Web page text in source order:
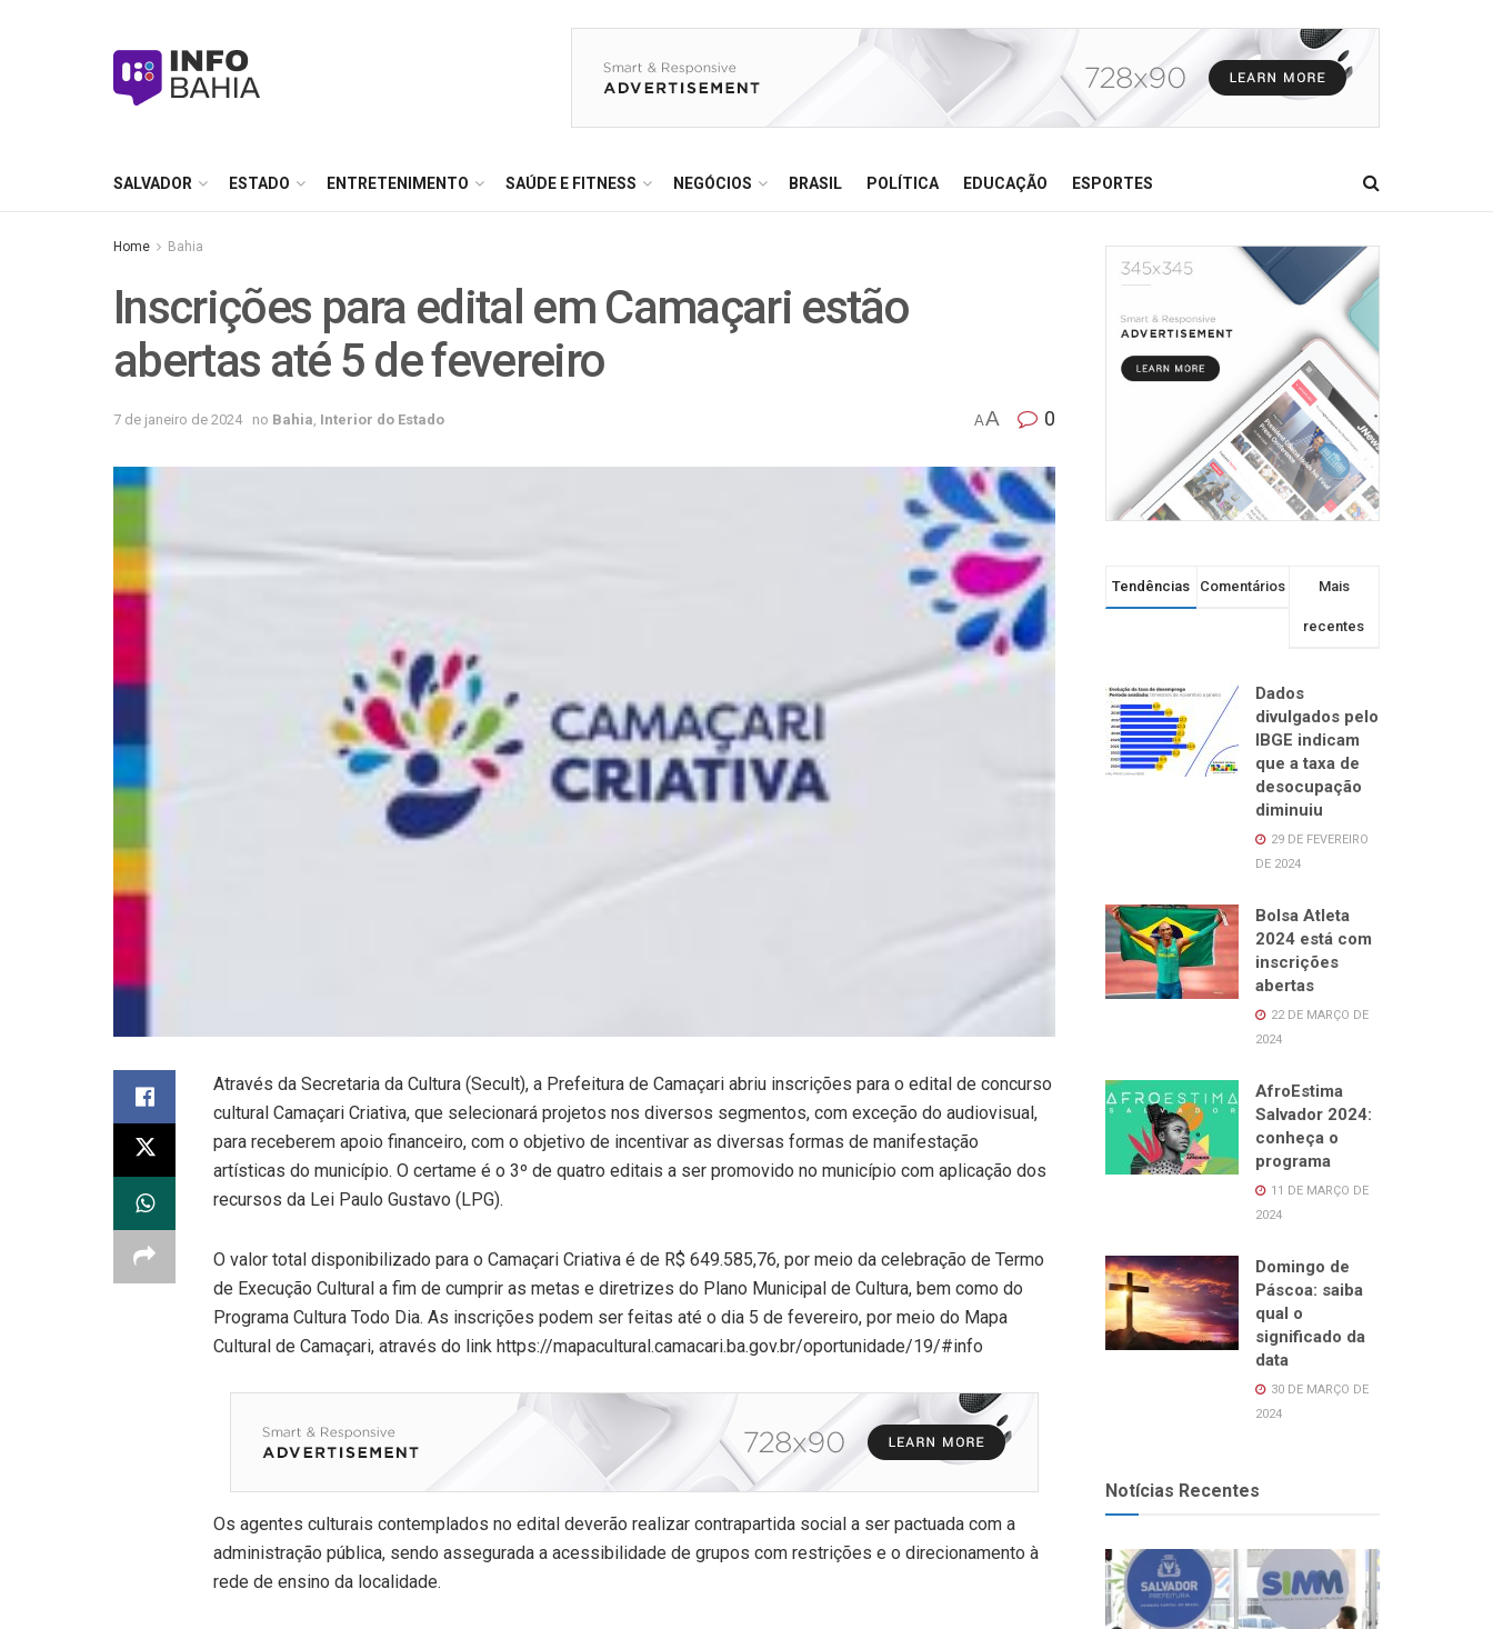
SALVADOR ESTADO ENTRETENIMENTO SAÚDE E FITNESS NEGÓCIOS BRASIL POLÍTICA EDUCAÇÃO ESPORTES
Home Bahia
Inscrições para edital em Camaçari estão
abertas até 5 de fevereiro
7 de janeiro de 2024 no Bahia Interior do Estado AA 0
Através da Secretaria da Cultura (Secult), a Prefeitura de Camaçari abriu inscrições para o edital de concurso
cultural Camaçari Criativa, que selecionará projetos nos diversos segmentos, com exceção do audiovisual,
para receberem apoio financeiro, com o objetivo de incentivar as diversas formas de manifestação
artísticas do município. O certame é o 3º de quatro editais a ser promovido no município com aplicação dos
recursos da Lei Paulo Gustavo (LPG).
O valor total disponibilizado para o Camaçari Criativa é de R$ 649.585,76, por meio da celebração de Termo
de Execução Cultural a fim de cumprir as metas e diretrizes do Plano Municipal de Cultura, bem como do
Programa Cultura Todo Dia. As inscrições podem ser feitas até o dia 5 de fevereiro, por meio do Mapa
Cultural de Camaçari, através do link https://mapacultural.camacari.ba.gov.br/oportunidade/19/#info
Os agentes culturais contemplados no edital deverão realizar contrapartida social a ser pactuada com a
administração pública, sendo assegurada a acessibilidade de grupos com restrições e o direcionamento à
rede de ensino da localidade.
Tendências Comentários Mais
recentes
Dados
divulgados pelo
IBGE indicam
que a taxa de
desocupação
diminuiu
29 DE FEVEREIRO
DE 2024
Bolsa Atleta
2024 está com
inscrições
abertas
22 DE MARÇO DE
2024
AfroEstima
Salvador 2024:
conheça o
programa
11 DE MARÇO DE
2024
Domingo de
Páscoa: saiba
qual o
significado da
data
30 DE MARÇO DE
2024
Notícias Recentes